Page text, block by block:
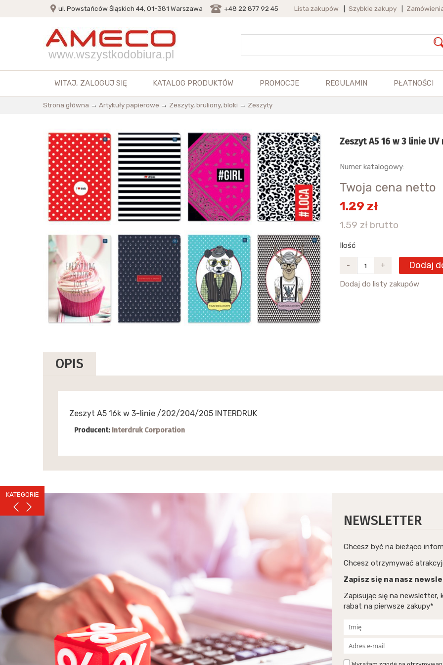
KATEGORIE
ul. Powstańców Śląskich 44, 01-381 Warszawa +48 22 877 92 45 Lista zakupów Szybkie zakupy
www.wszystkodobiura.pl
WITAJ, ZALOGUJ SIĘ KATALOG PRODUKTÓW PROMOCJE REGULAMIN PŁATNOŚCI
Strona główna → Artykuły papierowe → Zeszyty, bruliony, bloki → Zeszyty
Zeszyt A5 16 w 3 linie
Numer katalogowy:
Twoja cena netto
1.29 zł
1.59 zł brutto
Ilość
- + Dodaj
Dodaj do listy zakupów
OPIS
Zeszyt A5 16k w 3-linie /202/204/205 INTERDRUK
Producent: Interdruk Corporation
NEWSLETTER
Chcesz być na bieżąco
Chcesz otrzymywać
Zapisz się na nasz
Zapisując się na
rabat na pierwsze zakupy*